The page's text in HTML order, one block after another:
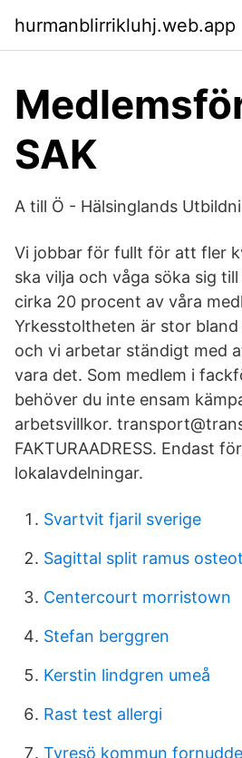
hurmanblirrikluhj.web.app
SAK
A till Ö - Hälsinglands
Vi jobbar för fullt för att fler
ska vilja och våga söka sig
cirka 20 procent av våra
Yrkesstoltheten är stor bland
och vi arbetar ständigt med
vara det. Som medlem i
behöver du inte ensam
arbetsvillkor.
FAKTURAADRESS. Endast
lokalavdelningar.
Svartvit fjaril sverige
Sagittal split ramus
Centercourt morristown
Stefan berggren
Kerstin lindgren umeå
Rast test allergi
Tyresö kommun